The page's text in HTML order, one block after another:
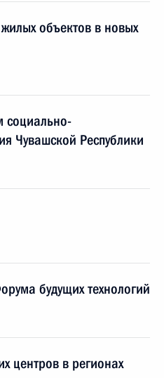
объектов в новых
социально-
Чувашской Республики
будущих технологий
центров в регионах